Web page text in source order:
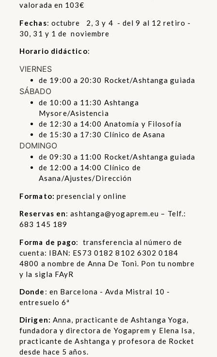
valorada en 103€
Fechas: octubre 2, 3 y 4 - del 9 al 12 retiro -
30, 31 y 1 de noviembre
Horario didáctico:
VIERNES
de 19:00 a 20:30 Rocket/Ashtanga guiada
SÁBADO
de 10:00 a 11:30 Ashtanga
Mysore/Asistencia
de 12:30 a 14:00 Anatomía y Filosofía
de 15:30 a 17:30 Clínico de Asana
DOMINGO
de 09:30 a 11:00 Rocket/Ashtanga guiada
de 12:00 a 14:00 Clínico de
Asana/Ajustes/Dirección
Formato: presencial y online
Reservas en:ashtanga@yogaprem.eu – Telf.:
683 145 189
Forma de pago: transferencia al número de
cuenta: IBAN: ES73 0182 8102 6302 0184
4800 a nombre de Anna De Toni. Pon tu nombre
y la sigla FAyR
Donde : en Barcelona - Avda Mistral 10 -
entresuelo 6ª
Dirigen: Anna, practicante de Ashtanga Yoga,
fundadora y directora de Yogaprem y Elena Isa,
practicante de Ashtanga y profesora de Rocket
desde hace 5 años.